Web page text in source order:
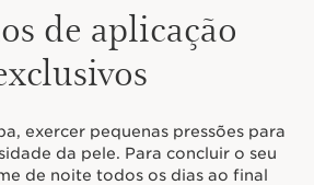
de aplicação
exercer pequenas pressões para
da pele. Para concluir o seu
de noite todos os dias ao final